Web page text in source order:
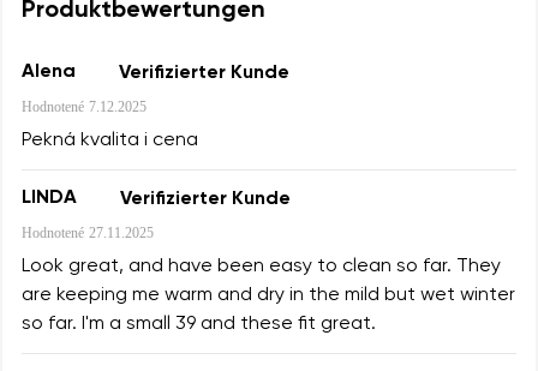
Produktbewertungen
Alena Verifizierter Kunde
Hodnotené 7.12.2025
Pekná kvalita i cena
LINDA Verifizierter Kunde
Hodnotené 27.11.2025
Look great, and have been easy to clean so far. They
are keeping me warm and dry in the mild but wet winter
so far. I'm a small 39 and these fit great.
einverstanden.